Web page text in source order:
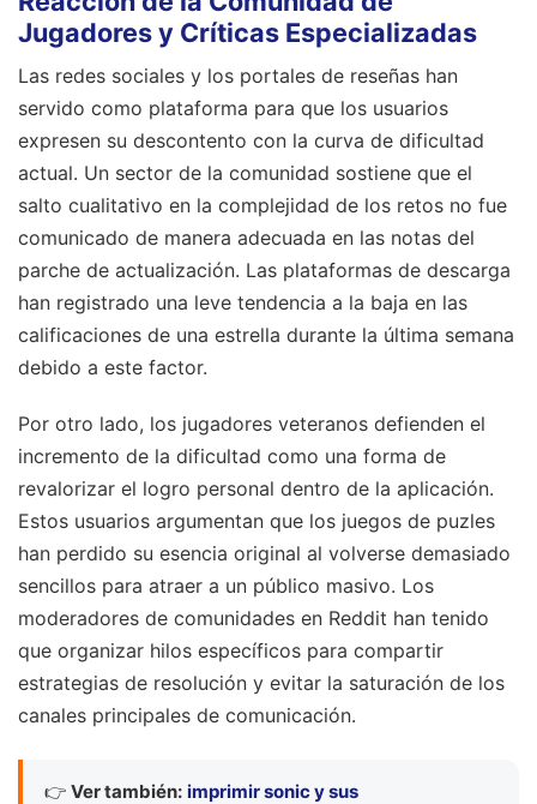
Jugadores y Críticas Especializadas
Las redes sociales y los portales de reseñas han
servido como plataforma para que los usuarios
expresen su descontento con la curva de dificultad
actual. Un sector de la comunidad sostiene que el
salto cualitativo en la complejidad de los retos no fue
comunicado de manera adecuada en las notas del
parche de actualización. Las plataformas de descarga
han registrado una leve tendencia a la baja en las
calificaciones de una estrella durante la última semana
debido a este factor.
Por otro lado, los jugadores veteranos defienden el
incremento de la dificultad como una forma de
revalorizar el logro personal dentro de la aplicación.
Estos usuarios argumentan que los juegos de puzles
han perdido su esencia original al volverse demasiado
sencillos para atraer a un público masivo. Los
moderadores de comunidades en Reddit han tenido
que organizar hilos específicos para compartir
estrategias de resolución y evitar la saturación de los
canales principales de comunicación.
👉 Ver también: imprimir sonic y sus